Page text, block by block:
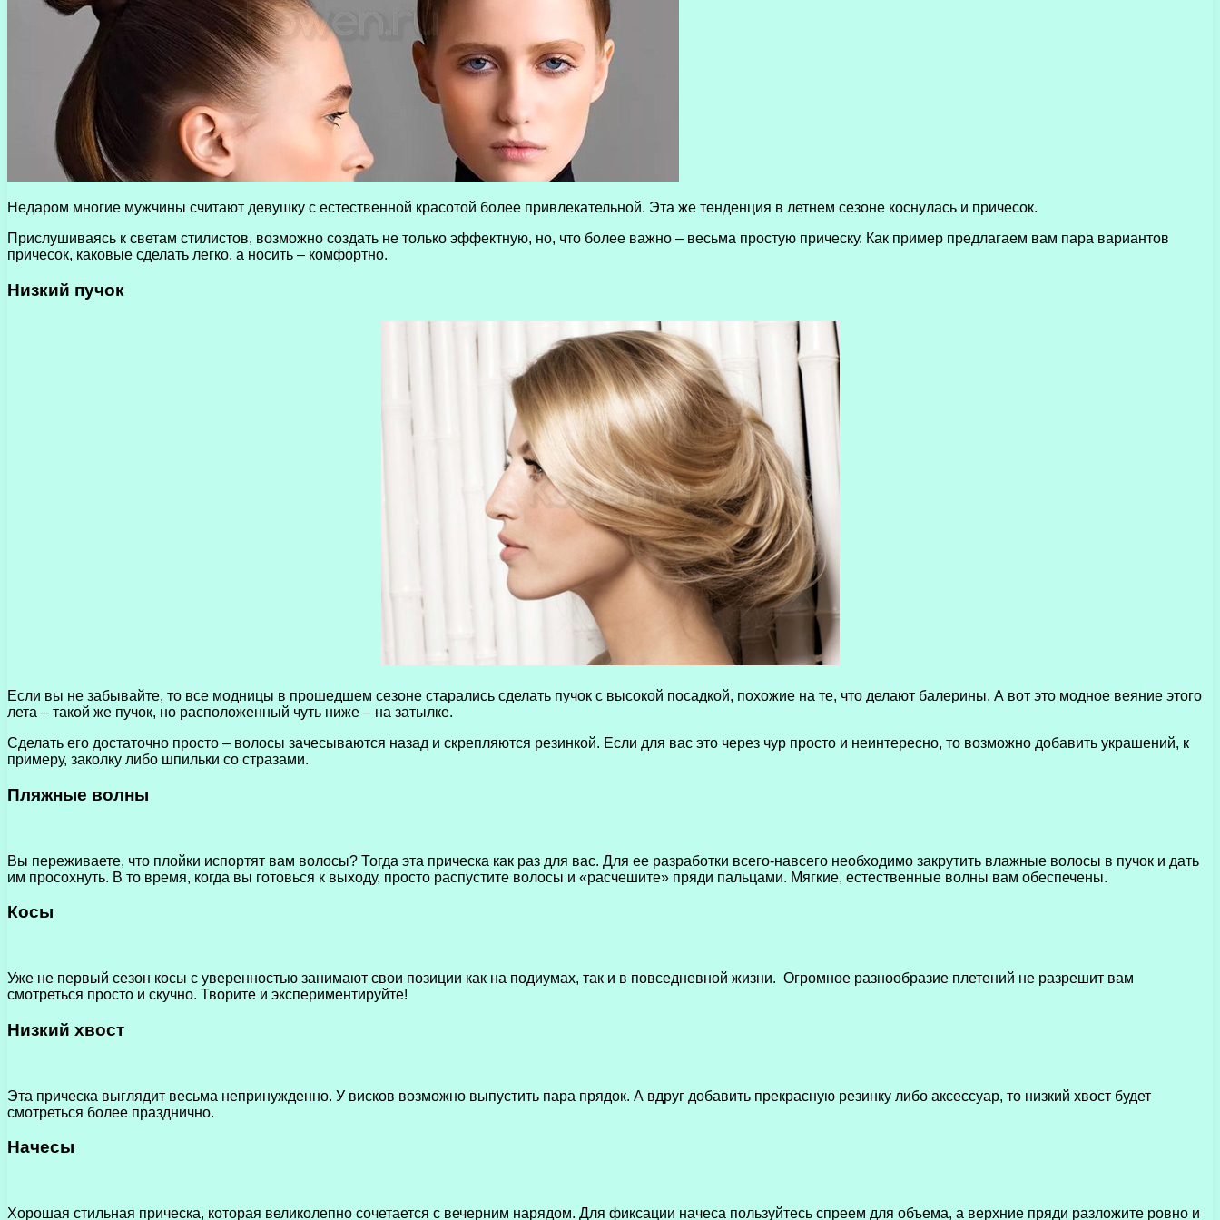
Недаром многие мужчины считают девушку с естественной красотой более привлекательной. Эта же тенденция в летнем сезоне коснулась и причесок.
Прислушиваясь к светам стилистов, возможно создать не только эффектную, но, что более важно – весьма простую прическу. Как пример предлагаем вам пара вариантов
причесок, каковые сделать легко, а носить – комфортно.
Низкий пучок
Если вы не забывайте, то все модницы в прошедшем сезоне старались сделать пучок с высокой посадкой, похожие на те, что делают балерины. А вот это модное веяние этого
лета – такой же пучок, но расположенный чуть ниже – на затылке.
Сделать его достаточно просто – волосы зачесываются назад и скрепляются резинкой. Если для вас это через чур просто и неинтересно, то возможно добавить украшений, к
примеру, заколку либо шпильки со стразами.
Пляжные волны
Вы переживаете, что плойки испортят вам волосы? Тогда эта прическа как раз для вас. Для ее разработки всего-навсего необходимо закрутить влажные волосы в пучок и дать
им просохнуть. В то время, когда вы готовься к выходу, просто распустите волосы и «расчешите» пряди пальцами. Мягкие, естественные волны вам обеспечены.
Косы
Уже не первый сезон косы с уверенностью занимают свои позиции как на подиумах, так и в повседневной жизни. Огромное разнообразие плетений не разрешит вам
смотреться просто и скучно. Творите и экспериментируйте!
Низкий хвост
Эта прическа выглядит весьма непринужденно. У висков возможно выпустить пара прядок. А вдруг добавить прекрасную резинку либо аксессуар, то низкий хвост будет
смотреться более празднично.
Начесы
Хорошая стильная прическа, которая великолепно сочетается с вечерним нарядом. Для фиксации начеса пользуйтесь спреем для объема, а верхние пряди разложите ровно и